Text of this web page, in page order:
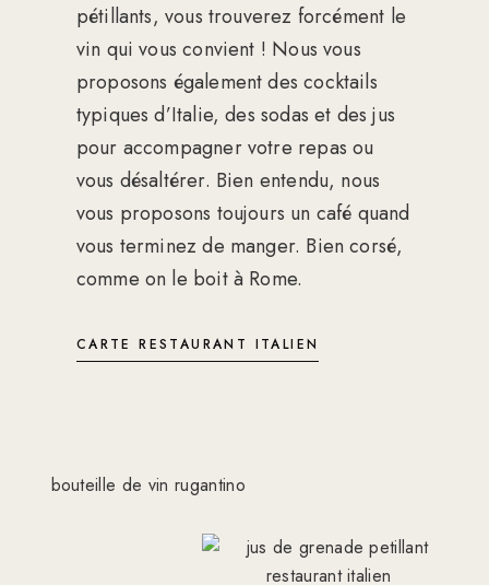
pétillants, vous trouverez forcément le
vin qui vous convient ! Nous vous
proposons également des cocktails
typiques d’Italie, des sodas et des jus
pour accompagner votre repas ou
vous désaltérer. Bien entendu, nous
vous proposons toujours un café quand
vous terminez de manger. Bien corsé,
comme on le boit à Rome.
CARTE RESTAURANT ITALIEN